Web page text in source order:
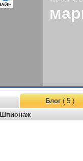
Блог( 5 )
Шпионаж